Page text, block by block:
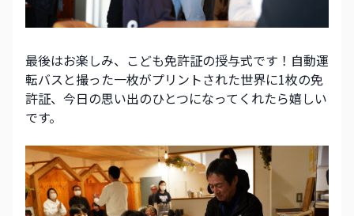
最後はお楽しみ、こども免許証の授与式です！自動運
転バスと撮った一枚がプリントされた世界に1枚の免
許証、今日の思い出のひとつになってくれたら嬉しい
です。